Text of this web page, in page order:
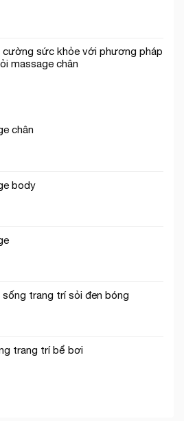
cường sức khỏe với phương pháp
massage chân
chân
body
sống trang trí sỏi đen bóng
trang trí bể bơi